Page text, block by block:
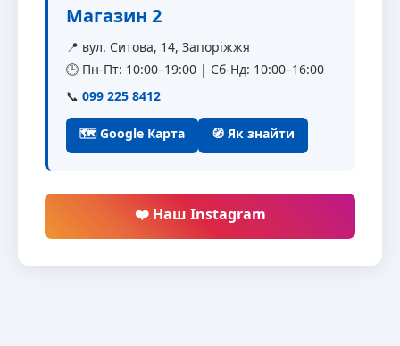
Магазин 2
📍 вул. Ситова, 14, Запоріжжя
🕒 Пн-Пт: 10:00–19:00 | Сб-Нд: 10:00–16:00
📞 099 225 8412
🗺 Google Карта 🧭 Як знайти
❤️ Наш Instagram